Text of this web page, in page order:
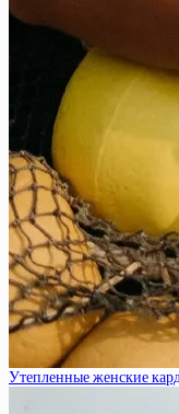
Утепленные женские